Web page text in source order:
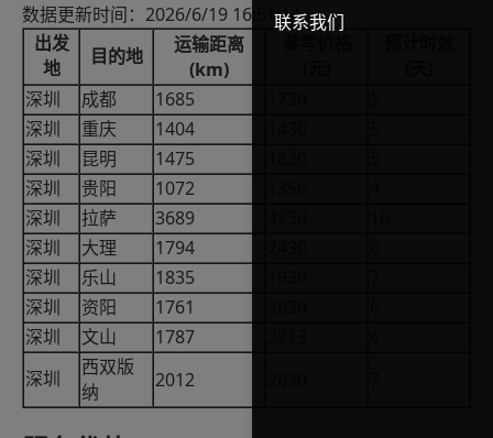
联系我们
数据更新时间： 2026/6/19 16:51:14
出发
地
目的地
运输距离
(km)
深圳 成都 1685
深圳 重庆 1404
深圳 昆明 1475
深圳 贵阳 1072
深圳 拉萨 3689
深圳 大理 1794
深圳 乐山 1835
深圳 资阳 1761
深圳 文山 1787
深圳
西双版
纳
2012